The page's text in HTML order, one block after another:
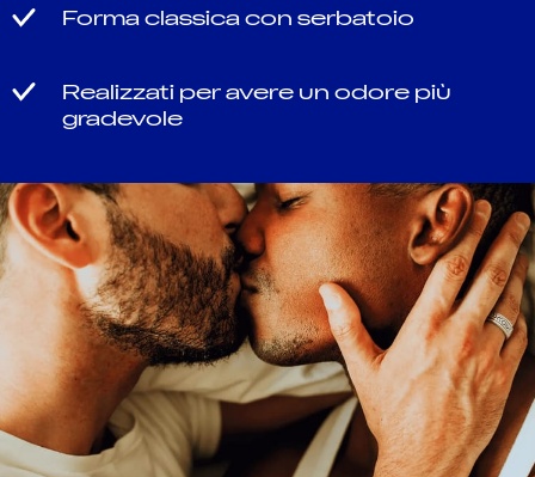
Forma classica con serbatoio
Realizzati per avere un odore più
gradevole